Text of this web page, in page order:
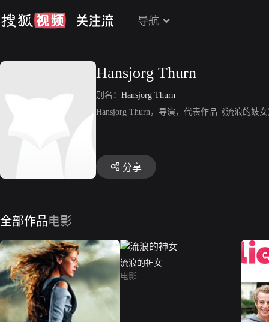
导航
Hansjorg Thurn
别名： Hansjorg Thurn
Hansjorg Thurn，导演，代表作品《流浪的妓
分享
全部作品电影
流浪的神女
电影